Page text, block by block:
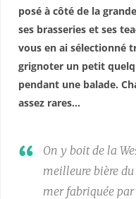
posé à côté de la
ses brasseries et ses
vous en ai sélectionné
grignoter un petit
pendant une balade.
assez rares…
On y boit de la
meilleure bière du
mer fabriquée